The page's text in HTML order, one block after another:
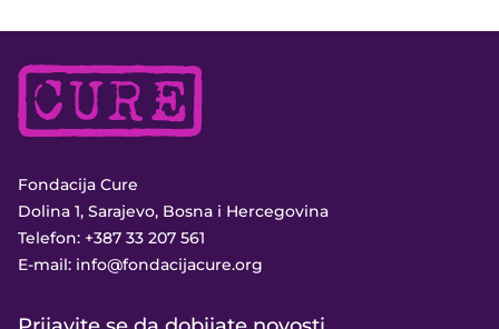
Fondacija Cure
Dolina 1, Sarajevo, Bosna i Hercegovina
Telefon: +387 33 207 561
E-mail: info@fondacijacure.org